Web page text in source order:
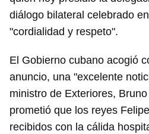
diálogo bilateral celebrado
"cordialidad y respeto".
El Gobierno cubano acogió
anuncio, una "excelente
ministro de Exteriores,
prometió que los reyes
recibidos con la cálida